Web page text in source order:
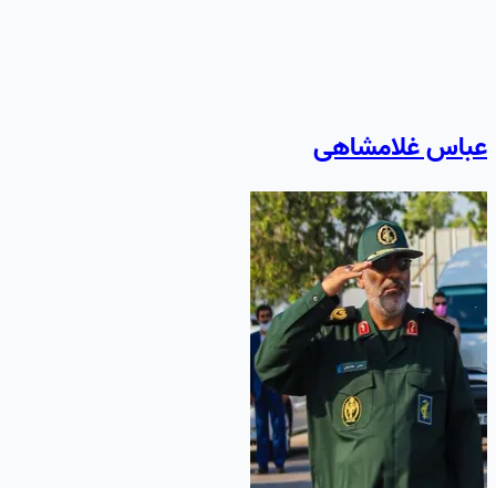
عباس غلامشاهی